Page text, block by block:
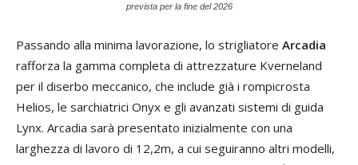
prevista per la fine del 2026
Passando alla minima lavorazione, lo strigliatore Arcadia
rafforza la gamma completa di attrezzature Kverneland
per il diserbo meccanico, che include già i rompicrosta
Helios, le sarchiatrici Onyx e gli avanzati sistemi di guida
Lynx. Arcadia sarà presentato inizialmente con una
larghezza di lavoro di 12,2m, a cui seguiranno altri modelli,